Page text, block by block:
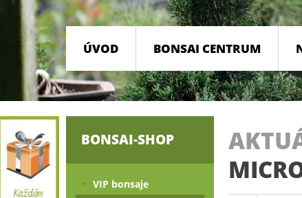
ÚVOD BONSAI CENTRUM
BONSAI-SHOP
VIP bonsaje